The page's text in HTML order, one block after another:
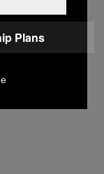
Most
Plans